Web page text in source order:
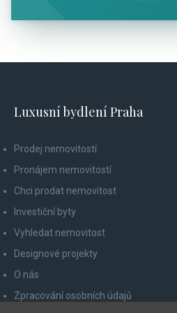
Luxusní bydlení Praha
Prodej nemovitostí
Pronájem nemovitostí
Chci prodat nemovitost
Investiční byty
Vyhledat nemovitost
Designové projekty
O nás
Zpracování osobních údajů